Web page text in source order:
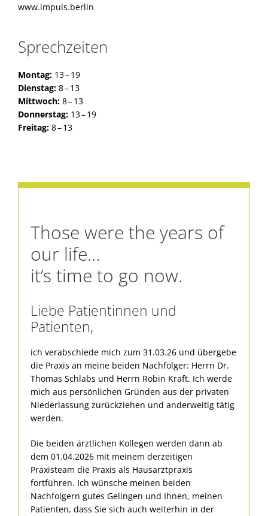
www.impuls.berlin
Sprechzeiten
Montag:13 – 19
Dienstag: 8 – 13
Mittwoch:8 – 13
Donnerstag: 13 – 19
Freitag: 8 – 13
Those were the years of
our life…
it’s time to go now.
Liebe Patientinnen und
Patienten,
ich verabschiede mich zum 31.03.26 und übergebe
die Praxis an meine beiden Nachfolger: Herrn Dr.
Thomas Schlabs und Herrn Robin Kraft. Ich werde
mich aus persönlichen Gründen aus der privaten
Niederlassung zurückziehen und anderweitig tätig
werden.
Die beiden ärztlichen Kollegen werden dann ab
dem 01.04.2026 mit meinem derzeitigen
Praxisteam die Praxis als Hausarztpraxis
fortführen. Ich wünsche meinen beiden
Nachfolgern gutes Gelingen und Ihnen, meinen
Patienten, dass Sie sich auch weiterhin in der